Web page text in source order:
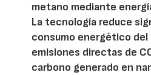
metano mediante
La tecnología reduce
consumo energético
emisiones directas de
carbono generado en